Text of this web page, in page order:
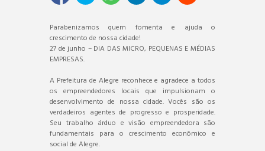
Parabenizamos quem fomenta e ajuda o
crescimento de nossa cidade!
27 de junho – DIA DAS MICRO, PEQUENAS E MÉDIAS
EMPRESAS.
A Prefeitura de Alegre reconhece e agradece a todos
os empreendedores locais que impulsionam o
desenvolvimento de nossa cidade. Vocês são os
verdadeiros agentes de progresso e prosperidade.
Seu trabalho árduo e visão empreendedora são
fundamentais para o crescimento econômico e
social de Alegre.